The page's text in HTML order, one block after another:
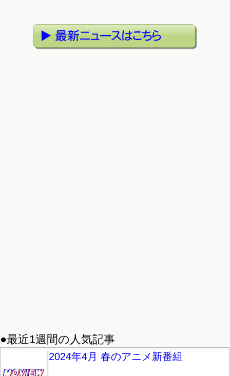
●最近1週間の人気記事
2024年4月 春のアニメ新番組